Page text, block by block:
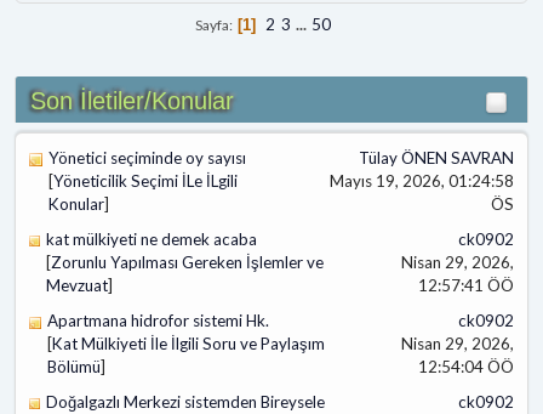
Sayfa 1 2 3 ... 50
Son İletiler/Konular
Yönetici seçiminde oy sayısı
[Yöneticilik Seçimi İLe İLgili
Konular]
Tülay ÖNEN SAVRAN
Mayıs 19, 2026, 01:24:58
ÖS
kat mülkiyeti ne demek acaba
[Zorunlu Yapılması Gereken İşlemler ve
Mevzuat]
ck0902
Nisan 29, 2026,
12:57:41 ÖÖ
Apartmana hidrofor sistemi Hk.
[Kat Mülkiyeti İle İlgili Soru ve Paylaşım
Bölümü]
ck0902
Nisan 29, 2026,
12:54:04 ÖÖ
Doğalgazlı Merkezi sistemden Bireysele
ck0902